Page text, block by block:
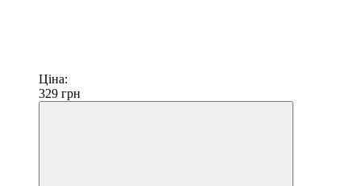
Ціна:
329 грн